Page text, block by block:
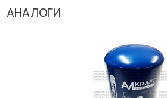
АНАЛОГИ